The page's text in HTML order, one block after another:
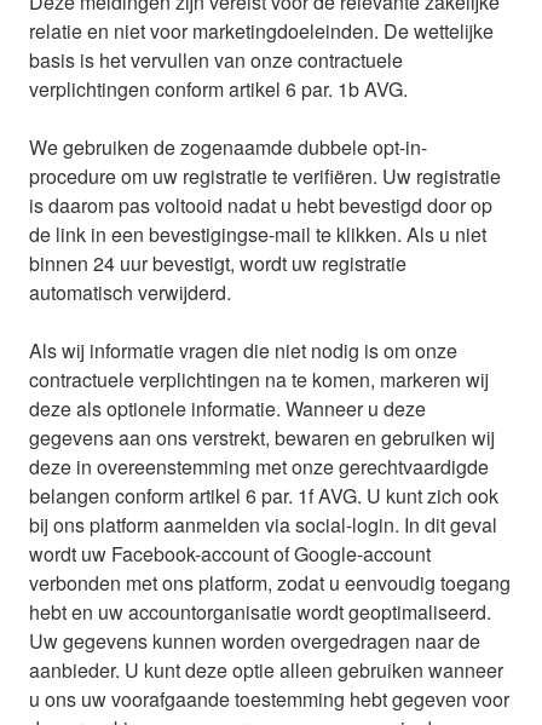
relatie en niet voor marketingdoeleinden. De wettelijke
basis is het vervullen van onze contractuele
verplichtingen conform artikel 6 par. 1b AVG.
We gebruiken de zogenaamde dubbele opt-in-
procedure om uw registratie te verifiëren. Uw registratie
is daarom pas voltooid nadat u hebt bevestigd door op
de link in een bevestigingse-mail te klikken. Als u niet
binnen 24 uur bevestigt, wordt uw registratie
automatisch verwijderd.
Als wij informatie vragen die niet nodig is om onze
contractuele verplichtingen na te komen, markeren wij
deze als optionele informatie. Wanneer u deze
gegevens aan ons verstrekt, bewaren en gebruiken wij
deze in overeenstemming met onze gerechtvaardigde
belangen conform artikel 6 par. 1f AVG. U kunt zich ook
bij ons platform aanmelden via social-login. In dit geval
wordt uw Facebook-account of Google-account
verbonden met ons platform, zodat u eenvoudig toegang
hebt en uw accountorganisatie wordt geoptimaliseerd.
Uw gegevens kunnen worden overgedragen naar de
aanbieder. U kunt deze optie alleen gebruiken wanneer
u ons uw voorafgaande toestemming hebt gegeven voor